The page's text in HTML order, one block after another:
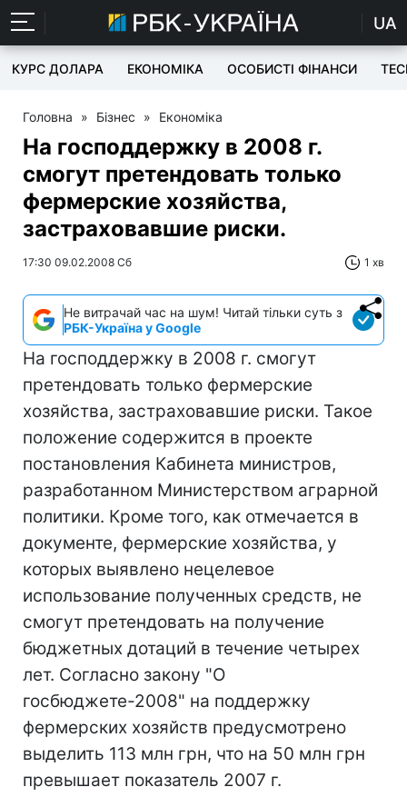
UA
КУРС ДОЛАРА ЕКОНОМІКА ОСОБИСТІ ФІНАНСИ
Головна » Бізнес » Економіка
На господдержку в 2008 г.
смогут претендовать только
фермерские хозяйства,
застраховавшие риски.
17:30 09.02.2008 Сб 1 хв
Не витрачай час на шум! Читай тільки суть з
РБК-Україна у Google
На господдержку в 2008 г. смогут
претендовать только фермерские
хозяйства, застраховавшие риски. Такое
положение содержится в проекте
постановления Кабинета министров,
разработанном Министерством аграрной
политики. Кроме того, как отмечается в
документе, фермерские хозяйства, у
которых выявлено нецелевое
использование полученных средств, не
смогут претендовать на получение
бюджетных дотаций в течение четырех
лет. Согласно закону "О
госбюджете-2008" на поддержку
фермерских хозяйств предусмотрено
выделить 113 млн грн, что на 50 млн грн
превышает показатель 2007 г.